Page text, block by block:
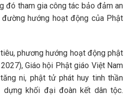
đó tham gia công tác bảo đảm an
hướng hoạt động của Phật
phương hướng hoạt động phật
Giáo hội Phật giáo Việt Nam
ni, phật tử phát huy tinh thần
khối đại đoàn kết dân tộc.